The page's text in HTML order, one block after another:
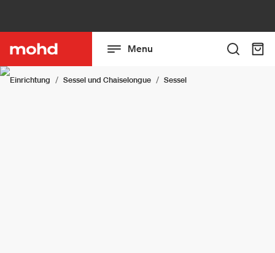
Menu
Einrichtung Sessel und Chaiselongue Sessel